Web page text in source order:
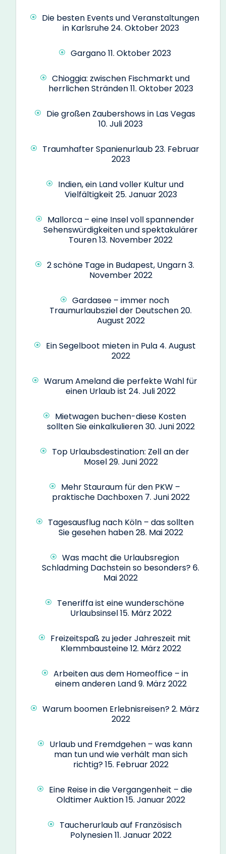
Die besten Events und Veranstaltungen
in Karlsruhe24. Oktober 2023
Gargano11. Oktober 2023
Chioggia: zwischen Fischmarkt und
herrlichen Stränden11. Oktober 2023
Die großen Zaubershows in Las Vegas
10. Juli 2023
Traumhafter Spanienurlaub23. Februar
2023
Indien, ein Land voller Kultur und
Vielfältigkeit 25. Januar 2023
Mallorca – eine Insel voll spannender
Sehenswürdigkeiten und spektakulärer
Touren13. November 2022
2 schöne Tage in Budapest, Ungarn3.
November 2022
Gardasee – immer noch
Traumurlaubsziel der Deutschen20.
August 2022
Ein Segelboot mieten in Pula 4. August
2022
Warum Ameland die perfekte Wahl für
einen Urlaub ist 24. Juli 2022
Mietwagen buchen-diese Kosten
sollten Sie einkalkulieren30. Juni 2022
Top Urlaubsdestination: Zell an der
Mosel29. Juni 2022
Mehr Stauraum für den PKW –
praktische Dachboxen 7. Juni 2022
Tagesausflug nach Köln – das sollten
Sie gesehen haben28. Mai 2022
Was macht die Urlaubsregion
Schladming Dachstein so besonders?6.
Mai 2022
Teneriffa ist eine wunderschöne
Urlaubsinsel15. März 2022
Freizeitspaß zu jeder Jahreszeit mit
Klemmbausteine12. März 2022
Arbeiten aus dem Homeoffice – in
einem anderen Land9. März 2022
Warum boomen Erlebnisreisen?2. März
2022
Urlaub und Fremdgehen – was kann
man tun und wie verhält man sich
richtig?15. Februar 2022
Eine Reise in die Vergangenheit – die
Oldtimer Auktion15. Januar 2022
Taucherurlaub auf Französisch
Polynesien11. Januar 2022